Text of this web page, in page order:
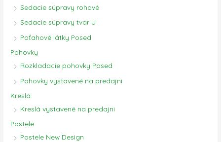
Sedacie súpravy rohové
Sedacie súpravy tvar U
Poťahové látky Posed
Pohovky
Rozkladacie pohovky Posed
Pohovky vystavené na predajni
Kreslá
Kreslá vystavené na predajni
Postele
Postele New Design